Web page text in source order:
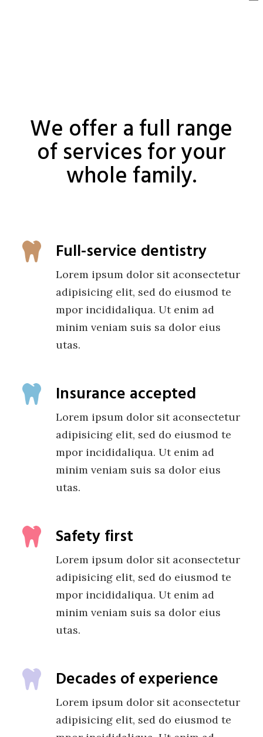
We offer a full range
of services for your
whole family.
Full-service dentistry
Lorem ipsum dolor sit aconsectetur
adipisicing elit, sed do eiusmod te
mpor incididaliqua. Ut enim ad
minim veniam suis sa dolor eius
utas.
Insurance accepted
Lorem ipsum dolor sit aconsectetur
adipisicing elit, sed do eiusmod te
mpor incididaliqua. Ut enim ad
minim veniam suis sa dolor eius
utas.
Safety first
Lorem ipsum dolor sit aconsectetur
adipisicing elit, sed do eiusmod te
mpor incididaliqua. Ut enim ad
minim veniam suis sa dolor eius
utas.
Decades of experience
Lorem ipsum dolor sit aconsectetur
adipisicing elit, sed do eiusmod te